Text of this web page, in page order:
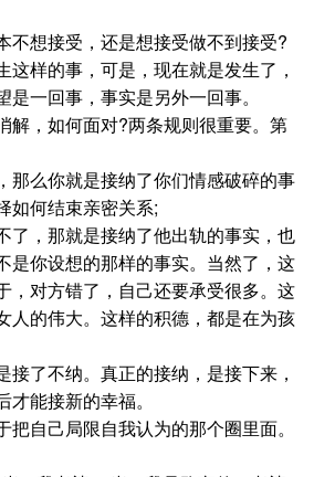
不想接受，还是想接受做不到接受?
这样的事，可是，现在就是发生了，
一回事，事实是另外一回事。
解，如何面对?两条规则很重要。第
那么你就是接纳了你们情感破碎的事
如何结束亲密关系;
了，那就是接纳了他出轨的事实，也
是你设想的那样的事实。当然了，这
，对方错了，自己还要承受很多。这
人的伟大。这样的积德，都是在为孩
接了不纳。真正的接纳，是接下来，
能接新的幸福。
自己局限自我认为的那个圈里面。